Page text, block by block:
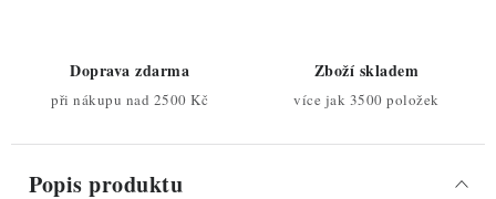
Doprava zdarma
při nákupu nad 2500 Kč
Zboží skladem
více jak 3500 položek
Popis produktu